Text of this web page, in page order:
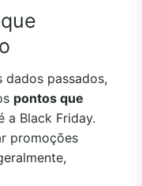
passados,
pontos que
a Black Friday.
promoções